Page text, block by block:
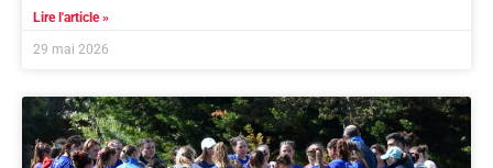
Lire l'article »
29 mai 2026